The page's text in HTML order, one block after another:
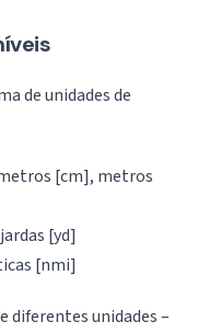
de unidades de
[cm], metros
[yd]
[nmi]
diferentes unidades –